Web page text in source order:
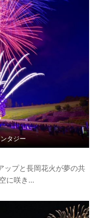
タジー
ップと長岡花火が夢の共
に咲き...